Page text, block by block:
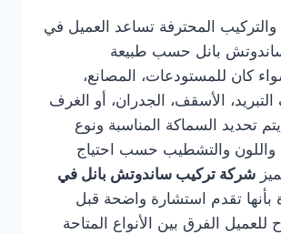
والتركيب المحترفة تساعد العميل في
بانل حسب طبيعة
كان للمستودعات، المصانع،
التبريد، الأسقف، الجدران، أو الغرف
تحديد السماكة المناسبة ونوع
واللون والتشطيب حسب احتياج
شركة تركيب ساندوتش بانل في
بأنها تقدم استشارة واضحة قبل
للعميل الفرق بين الأنواع المتاحة